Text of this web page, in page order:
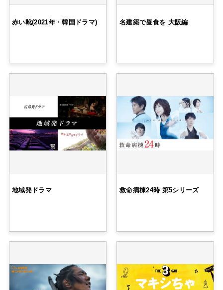
赤い靴(2021年・韓国ドラマ) 名建築で昼食を 大阪編
地域発ドラマ 救命病棟24時 第5シリーズ